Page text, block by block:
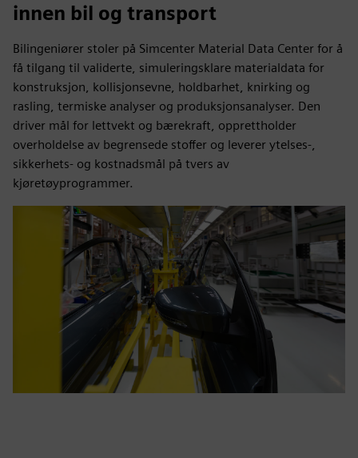
innen bil og transport
Bilingeniører stoler på Simcenter Material Data Center for å
få tilgang til validerte, simuleringsklare materialdata for
konstruksjon, kollisjonsevne, holdbarhet, knirking og
rasling, termiske analyser og produksjonsanalyser. Den
driver mål for lettvekt og bærekraft, opprettholder
overholdelse av begrensede stoffer og leverer ytelses-,
sikkerhets- og kostnadsmål på tvers av
kjøretøyprogrammer.